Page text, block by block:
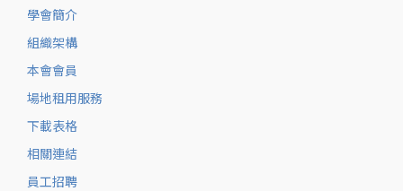
學會簡介
組織架構
本會會員
場地租用服務
下載表格
相關連結
員工招聘